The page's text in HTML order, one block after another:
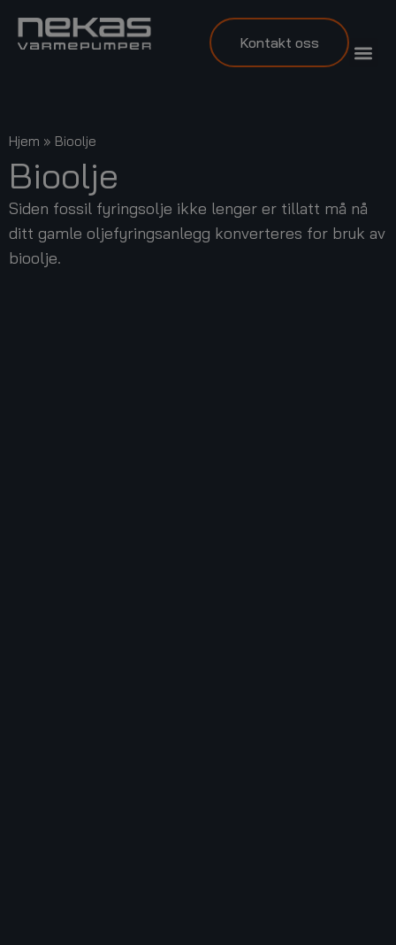
Kontakt oss
Hjem » Bioolje
Bioolje
Siden fossil fyringsolje ikke lenger er tillatt må nå
ditt gamle oljefyringsanlegg konverteres for bruk av
bioolje.